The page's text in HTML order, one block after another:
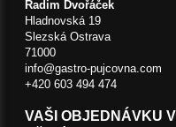
Radim Dvořáček
Hladnovská 19
Slezská Ostrava
71000
info@gastro-pujcovna.com
+420 603 494 474
VAŠI OBJEDNÁVKU